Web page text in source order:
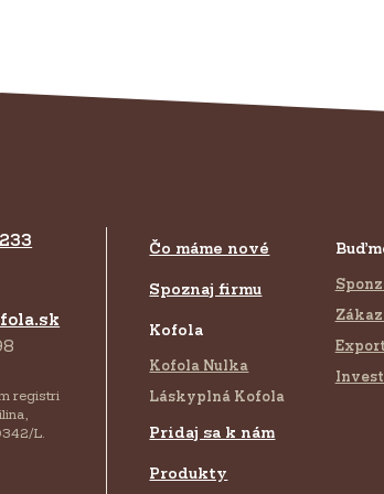
registri
L.
Čo máme nové
Spoznaj firmu
Kofola
Kofola Nulka
Láskyplná Kofola
Pridaj sa k nám
Produkty
Export